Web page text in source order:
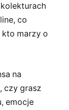
co
marzy o
na
czy grasz
emocje